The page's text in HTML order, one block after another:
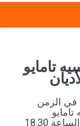
تامايو
في الزمن
محاضرة يوم الخميس 8 يونيو في الساعة 18.30